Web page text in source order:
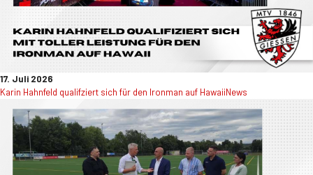
17. Juli 2026
Karin Hahnfeld qualifziert sich für den Ironman auf HawaiiNews